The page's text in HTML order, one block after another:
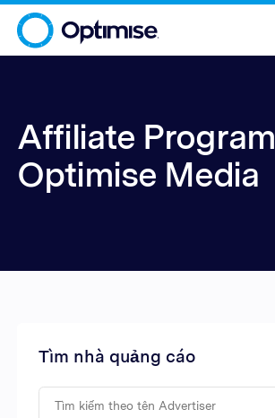
Affiliate Program |
Optimise Media
Tìm nhà quảng cáo